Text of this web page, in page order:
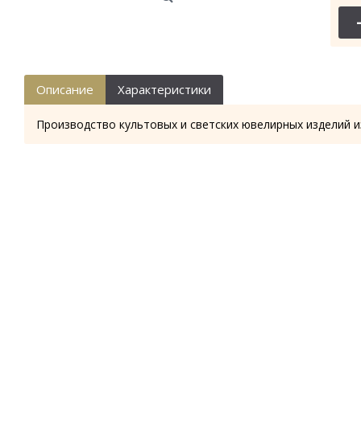
-
Описание Характеристики
Производство культовых и светских ювелирных изделий